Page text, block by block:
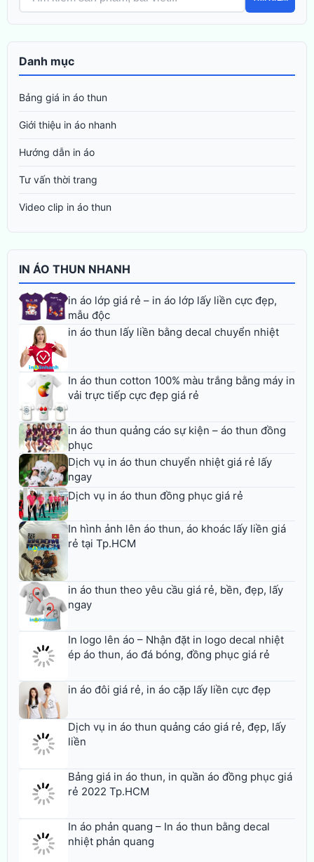
Danh mục
Bảng giá in áo thun
Giới thiệu in áo nhanh
Hướng dẫn in áo
Tư vấn thời trang
Video clip in áo thun
IN ÁO THUN NHANH
in áo lớp giá rẻ – in áo lớp lấy liền cực đẹp,
mẫu độc
in áo thun lấy liền bằng decal chuyển nhiệt
In áo thun cotton 100% màu trắng bằng máy in
vải trực tiếp cực đẹp giá rẻ
in áo thun quảng cáo sự kiện – áo thun đồng
phục
Dịch vụ in áo thun chuyển nhiệt giá rẻ lấy
ngay
Dịch vụ in áo thun đồng phục giá rẻ
In hình ảnh lên áo thun, áo khoác lấy liền giá
rẻ tại Tp.HCM
in áo thun theo yêu cầu giá rẻ, bền, đẹp, lấy
ngay
In logo lên áo – Nhận đặt in logo decal nhiệt
ép áo thun, áo đá bóng, đồng phục giá rẻ
in áo đôi giá rẻ, in áo cặp lấy liền cực đẹp
Dịch vụ in áo thun quảng cáo giá rẻ, đẹp, lấy
liền
Bảng giá in áo thun, in quần áo đồng phục giá
rẻ 2022 Tp.HCM
In áo phản quang – In áo thun bằng decal
nhiệt phản quang